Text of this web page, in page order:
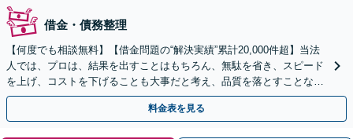
借金・債務整理
【何度でも相談無料】【借金問題の“解決実績”累計20,000件超】当法
人では、プロは、結果を出すことはもちろん、無駄を省き、スピード
を上げ、コストを下げることも大事だと考え、品質を落とすことな
く、費用を可能な限り安くすることにこだわります。
料金表を見る